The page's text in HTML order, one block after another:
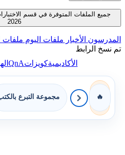
2026
المدرسون الأخبار ملفات اليوم
تم نسخ الرابط
الأكاديميةكويزاتQnA
🔥 مجموعة التبرع بالكتب